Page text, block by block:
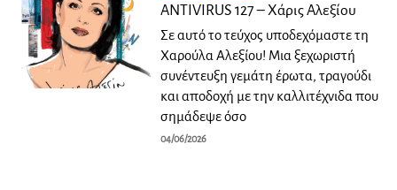
ANTIVIRUS 127 – Xάρις Αλεξίου
Σε αυτό το τεύχος υποδεχόμαστε τη
Χαρούλα Αλεξίου! Μια ξεχωριστή
συνέντευξη γεμάτη έρωτα, τραγούδι
και αποδοχή με την καλλιτέχνιδα που
σημάδεψε όσο
04/06/2026